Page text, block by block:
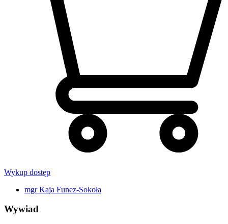
Wykup dostęp
mgr Kaja Funez-Sokoła
Wywiad